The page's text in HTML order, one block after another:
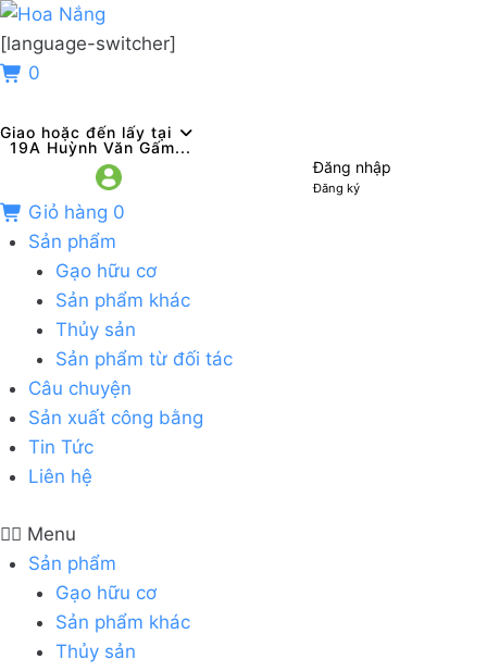
[language-switcher]
0
Giao hoặc đến lấy tại
19A Huỳnh Văn Gấm...
Đăng nhập
Đăng ký
Giỏ hàng 0
Sản phẩm
Gạo hữu cơ
Sản phẩm khác
Thủy sản
Sản phẩm từ đối tác
Câu chuyện
Sản xuất công bằng
Tin Tức
Liên hệ
Menu
Sản phẩm
Gạo hữu cơ
Sản phẩm khác
Thủy sản